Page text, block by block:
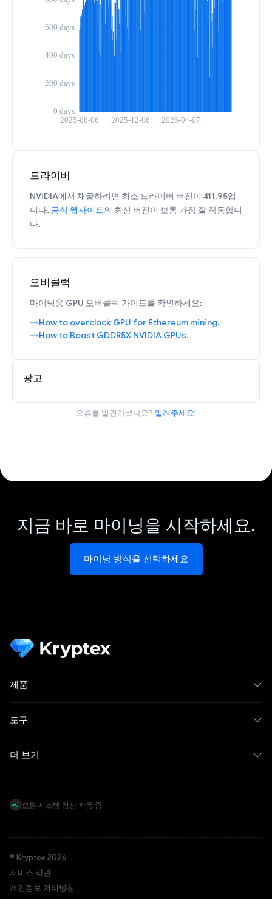
드라이버
NVIDIA에서 채굴하려면 최소 드라이버 버전이 411.95입
니다. 공식 웹사이트의 최신 버전이 보통 가장 잘 작동합니
다.
오버클럭
마이닝용 GPU 오버클럭 가이드를 확인하세요:
How to overclock GPU for Ethereum mining.
How to Boost GDDR5X NVIDIA GPUs.
광고
오류를 발견하셨나요? 알려주세요!
지금 바로 마이닝을 시작하세요.
마이닝 방식을 선택하세요
제품
도구
더 보기
모든 시스템 정상 작동 중
© Kryptex 2026
서비스 약관
개인정보 처리방침